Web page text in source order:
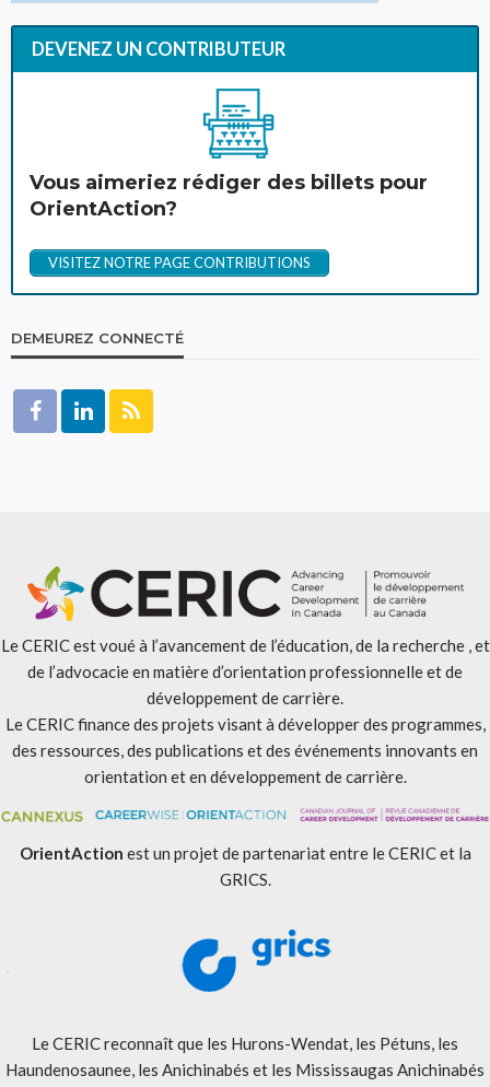
DEVENEZ UN CONTRIBUTEUR
Vous aimeriez rédiger des billets pour
OrientAction?
VISITEZ NOTRE PAGE CONTRIBUTIONS
DEMEUREZ CONNECTÉ
Le CERIC est voué à l’avancement de l’éducation, de la recherche , et
de l’advocacie en matière d’orientation professionnelle et de
développement de carrière.
Le CERIC finance des projets visant à développer des programmes,
des ressources, des publications et des événements innovants en
orientation et en développement de carrière.
OrientAction est un projet de partenariat entre le CERIC et la
GRICS.
Le CERIC reconnaît que les Hurons-Wendat, les Pétuns, les
Haundenosaunee, les Anichinabés et les Mississaugas Anichinabés